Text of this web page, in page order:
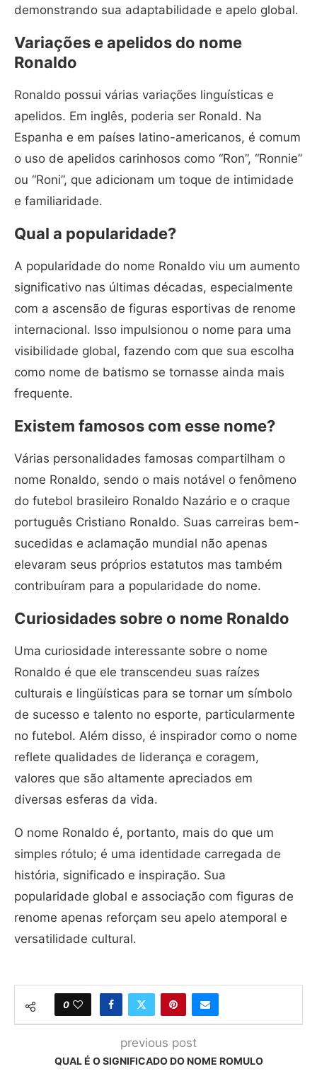
demonstrando sua adaptabilidade e apelo global.
Variações e apelidos do nome
Ronaldo
Ronaldo possui várias variações linguísticas e
apelidos. Em inglês, poderia ser Ronald. Na
Espanha e em países latino-americanos, é comum
o uso de apelidos carinhosos como “Ron”, “Ronnie”
ou “Roni”, que adicionam um toque de intimidade
e familiaridade.
Qual a popularidade?
A popularidade do nome Ronaldo viu um aumento
significativo nas últimas décadas, especialmente
com a ascensão de figuras esportivas de renome
internacional. Isso impulsionou o nome para uma
visibilidade global, fazendo com que sua escolha
como nome de batismo se tornasse ainda mais
frequente.
Existem famosos com esse nome?
Várias personalidades famosas compartilham o
nome Ronaldo, sendo o mais notável o fenômeno
do futebol brasileiro Ronaldo Nazário e o craque
português Cristiano Ronaldo. Suas carreiras bem-
sucedidas e aclamação mundial não apenas
elevaram seus próprios estatutos mas também
contribuíram para a popularidade do nome.
Curiosidades sobre o nome Ronaldo
Uma curiosidade interessante sobre o nome
Ronaldo é que ele transcendeu suas raízes
culturais e lingüísticas para se tornar um símbolo
de sucesso e talento no esporte, particularmente
no futebol. Além disso, é inspirador como o nome
reflete qualidades de liderança e coragem,
valores que são altamente apreciados em
diversas esferas da vida.
O nome Ronaldo é, portanto, mais do que um
simples rótulo; é uma identidade carregada de
história, significado e inspiração. Sua
popularidade global e associação com figuras de
renome apenas reforçam seu apelo atemporal e
versatilidade cultural.
0
previous post
QUAL É O SIGNIFICADO DO NOME ROMULO